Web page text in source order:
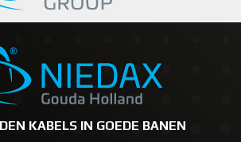
KABELS IN GOEDE BANEN